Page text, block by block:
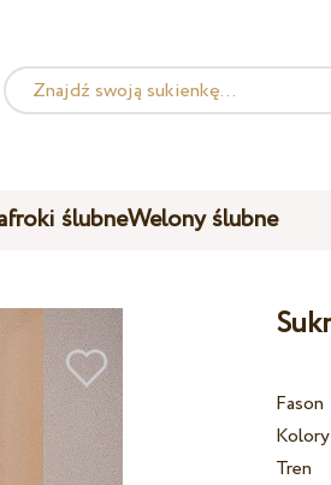
ślubneWelony ślubne
Fason
Kolory
Tren